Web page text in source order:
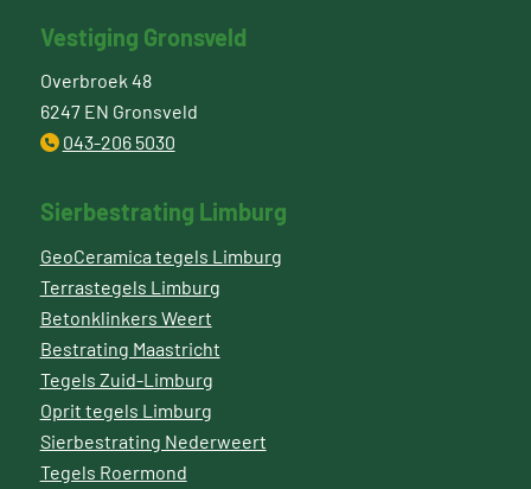
Vestiging Gronsveld
Overbroek 48
6247 EN Gronsveld
043-206 5030
Sierbestrating Limburg
GeoCeramica tegels Limburg
Terrastegels Limburg
Betonklinkers Weert
Bestrating Maastricht
Tegels Zuid-Limburg
Oprit tegels Limburg
Sierbestrating Nederweert
Tegels Roermond